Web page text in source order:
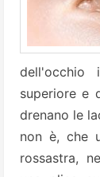
dell'occhio
superiore e
drenano le
non è, che
rossastra,